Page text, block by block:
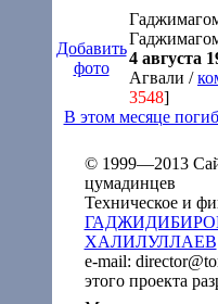
Добавить
фото
4 августа
Агвали /
3548]
В этом месяце
© 1999—2013
цумадинцев
Техническое и
ХАЛИЛУЛЛАЕВ
e-mail:
этого проекта